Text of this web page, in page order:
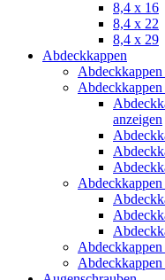
8,4 x 16
8,4 x 22
8,4 x 29
Abdeckkappen
Abdeckkappen
Abdeckkappen
anzeigen
Abdeckkappen